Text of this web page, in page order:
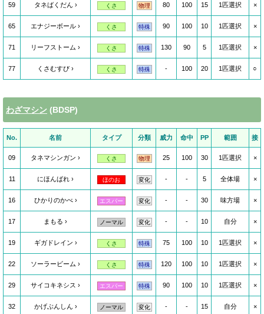
59 タネばくだん くさ 物理 80 100 15 1匹選択 ×
65 エナジーボール くさ 特殊 90 100 10 1匹選択 ×
71 リーフストーム くさ 特殊 130 90 5 1匹選択 ×
77 くさむすび くさ 特殊 - 100 20 1匹選択 ○
わざマシン (BDSP)
No. 名前 タイプ 分類 威力 命中 PP 範囲 接
09 タネマシンガン くさ 物理 25 100 30 1匹選択 ×
11 にほんばれ ほのお 変化 - - 5 全体場 ×
16 ひかりのかべ エスパー 変化 - - 30 味方場 ×
17 まもる ノーマル 変化 - - 10 自分 ×
19 ギガドレイン くさ 特殊 75 100 10 1匹選択 ×
22 ソーラービーム くさ 特殊 120 100 10 1匹選択 ×
29 サイコキネシス エスパー 特殊 90 100 10 1匹選択 ×
32 かげぶんしん ノーマル 変化 - - 15 自分 ×